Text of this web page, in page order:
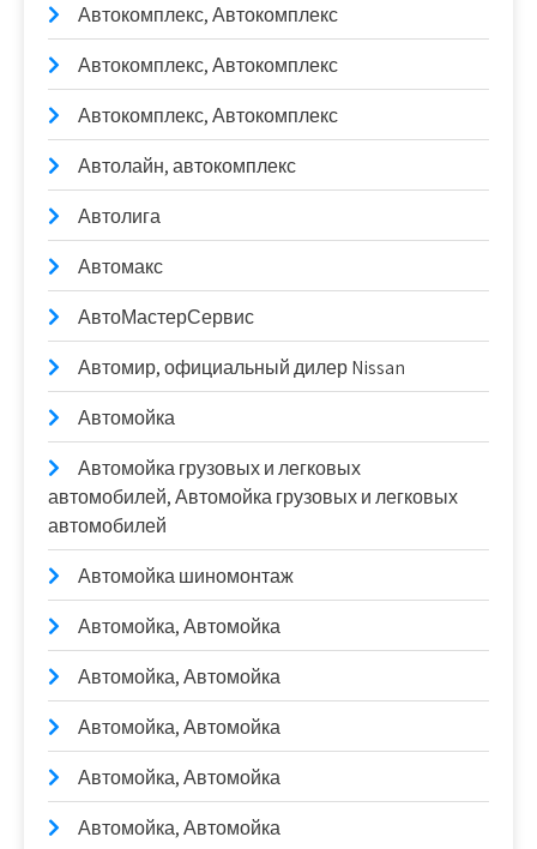
Автокомплекс, Автокомплекс
Автокомплекс, Автокомплекс
Автокомплекс, Автокомплекс
Автолайн, автокомплекс
Автолига
Автомакс
АвтоМастерСервис
Автомир, официальный дилер Nissan
Автомойка
Автомойка грузовых и легковых
автомобилей, Автомойка грузовых и легковых
автомобилей
Автомойка шиномонтаж
Автомойка, Автомойка
Автомойка, Автомойка
Автомойка, Автомойка
Автомойка, Автомойка
Автомойка, Автомойка